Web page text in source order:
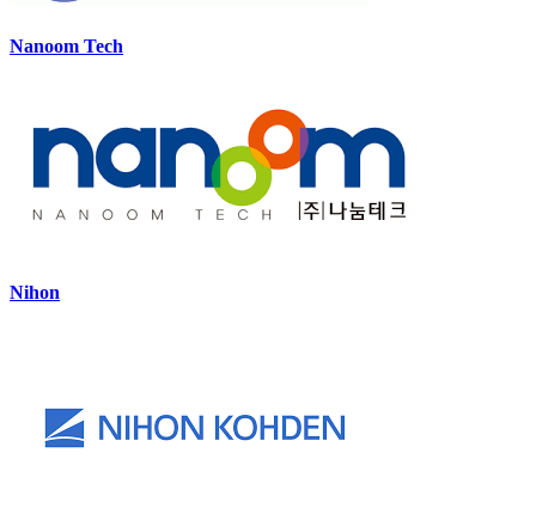
Nanoom Tech
Nihon